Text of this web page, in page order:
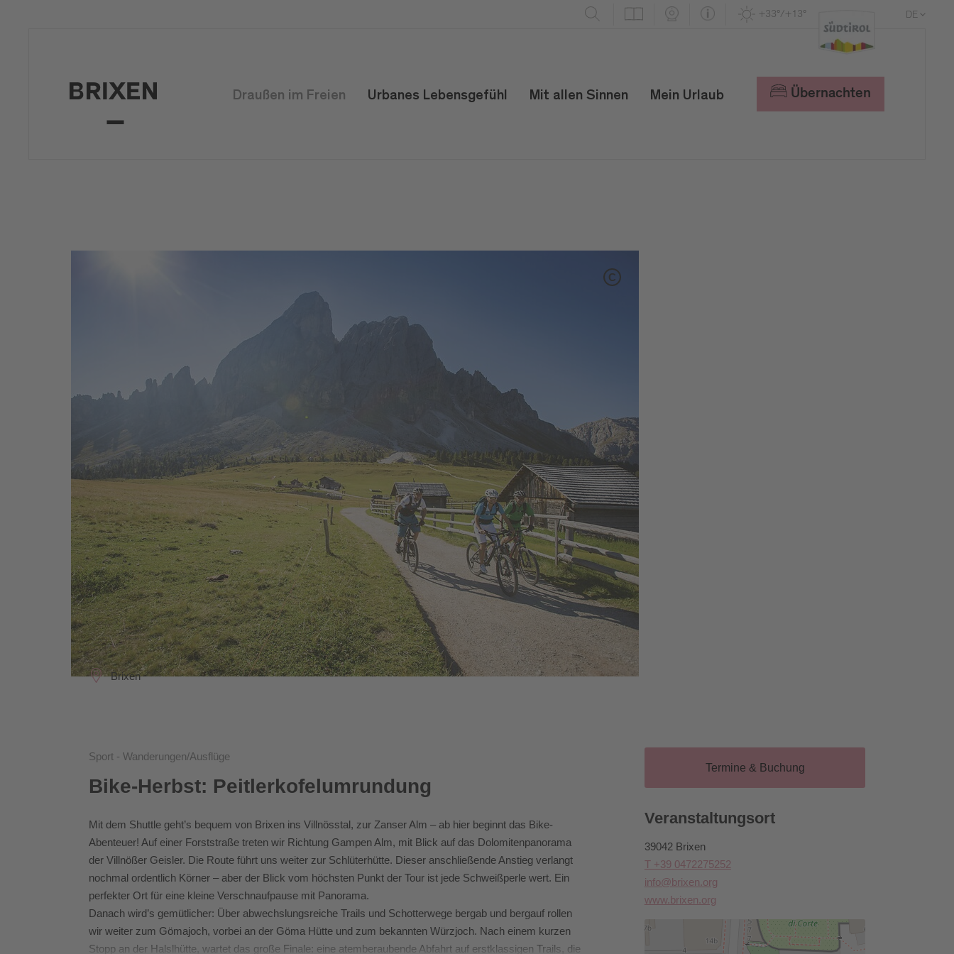
+33°/+13° DE
Draußen im Freien Urbanes Lebensgefühl Mit allen Sinnen Mein Urlaub Übernachten
C
Brixen
Sport - Wanderungen/Ausflüge
Bike-Herbst: Peitlerkofelumrundung
Mit dem Shuttle geht’s bequem von Brixen ins Villnösstal, zur Zanser Alm – ab hier beginnt das Bike-
Abenteuer! Auf einer Forststraße treten wir Richtung Gampen Alm, mit Blick auf das Dolomitenpanorama
der Villnößer Geisler. Die Route führt uns weiter zur Schlüterhütte. Dieser anschließende Anstieg verlangt
nochmal ordentlich Körner – aber der Blick vom höchsten Punkt der Tour ist jede Schweißperle wert. Ein
perfekter Ort für eine kleine Verschnaufpause mit Panorama.
Danach wird’s gemütlicher: Über abwechslungsreiche Trails und Schotterwege bergab und bergauf rollen
wir weiter zum Gömajoch, vorbei an der Göma Hütte und zum bekannten Würzjoch. Nach einem kurzen
Stopp an der Halslhütte, wartet das große Finale: eine atemberaubende Abfahrt auf erstklassigen Trails, die
Termine & Buchung
Veranstaltungsort
39042 Brixen
T +39 0472275252
info@brixen.org
www.brixen.org